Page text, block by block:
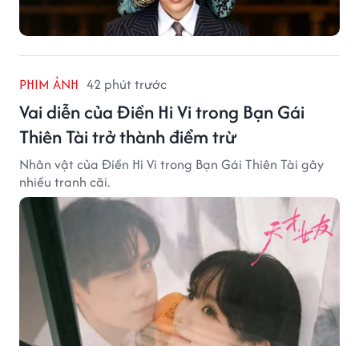
PHIM ẢNH 42 phút trước
Vai diễn của Điền Hi Vi trong Bạn Gái
Thiên Tài trở thành điểm trừ
Nhân vật của Điền Hi Vi trong Bạn Gái Thiên Tài gây
nhiều tranh cãi.